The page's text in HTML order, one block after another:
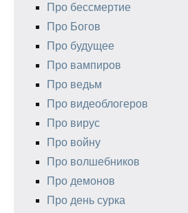
Про бессмертие
Про Богов
Про будущее
Про вампиров
Про ведьм
Про видеоблогеров
Про вирус
Про войну
Про волшебников
Про демонов
Про день сурка